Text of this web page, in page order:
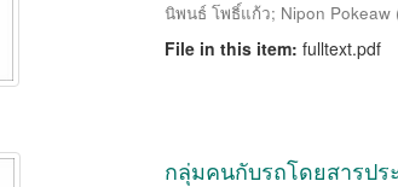
นิพนธ์ โพธิ์แก้ว; Nipon Pokeaw
File in this item: fulltext.pdf
กลุ่มคนกับรถโดยสารปร